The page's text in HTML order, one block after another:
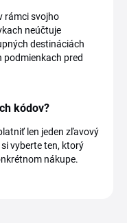
rámci svojho
neúčtuje
destináciách
podmienkach pred
kódov?
len jeden zľavový
vyberte ten, ktorý
nákupe.